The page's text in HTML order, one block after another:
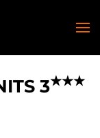
3★★★